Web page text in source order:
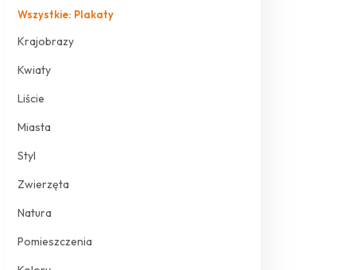
Wszystkie: Plakaty
Krajobrazy
Kwiaty
Liście
Miasta
Styl
Zwierzęta
Natura
Pomieszczenia